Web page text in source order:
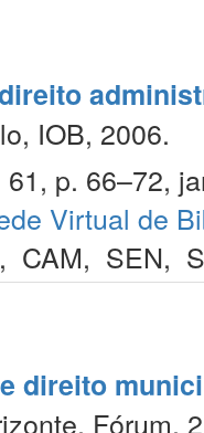
IOB, 2006.
p. 66–72,
Virtual de
, CAM, SEN,
direito
Fórum,